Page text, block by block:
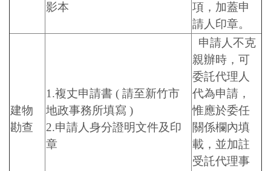
影本
項，加蓋申
請人印章。
建物
勘查
1.複丈申請書 ( 請至新竹市
地政事務所填寫 )
2.申請人身分證明文件及印
章
申請人不克
親辦時，可
委託代理人
代為申請，
惟應於委任
關係欄內填
載，並加註
受託代理事